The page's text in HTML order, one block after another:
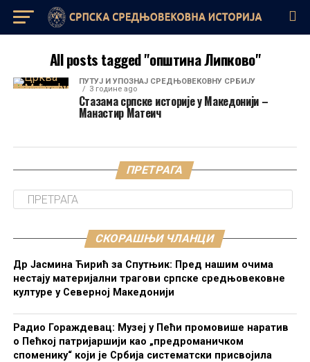
All posts tagged "општина Липково"
ПУТУЈ И УПОЗНАЈ СРЕДЊОВЕКОВНУ СРБИЈУ
3 године ago
Стазама српске историје у Македонији –
Манастир Матеич
ПРЕТРАГА
СКОРАШЊИ ЧЛАНЦИ
Др Јасмина Ћирић за Спутњик: Пред нашим очима
нестају материјални трагови српске средњовековне
културе у Северној Македонији
Радио Гораждевац: Музеј у Пећи промовише наратив
о Пећкој патријаршији као „предроманичком
споменику“ који је Србија систематски присвојила